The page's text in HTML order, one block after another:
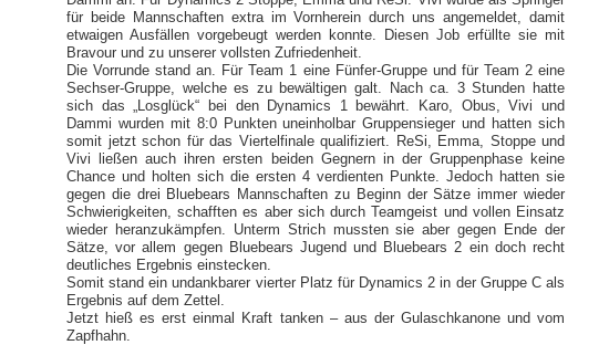
für beide Mannschaften extra im Vornherein durch uns angemeldet, damit
etwaigen Ausfällen vorgebeugt werden konnte. Diesen Job erfüllte sie mit
Bravour und zu unserer vollsten Zufriedenheit.
Die Vorrunde stand an. Für Team 1 eine Fünfer-Gruppe und für Team 2 eine
Sechser-Gruppe, welche es zu bewältigen galt. Nach ca. 3 Stunden hatte
sich das „Losglück“ bei den Dynamics 1 bewährt. Karo, Obus, Vivi und
Dammi wurden mit 8:0 Punkten uneinholbar Gruppensieger und hatten sich
somit jetzt schon für das Viertelfinale qualifiziert. ReSi, Emma, Stoppe und
Vivi ließen auch ihren ersten beiden Gegnern in der Gruppenphase keine
Chance und holten sich die ersten 4 verdienten Punkte. Jedoch hatten sie
gegen die drei Bluebears Mannschaften zu Beginn der Sätze immer wieder
Schwierigkeiten, schafften es aber sich durch Teamgeist und vollen Einsatz
wieder heranzukämpfen. Unterm Strich mussten sie aber gegen Ende der
Sätze, vor allem gegen Bluebears Jugend und Bluebears 2 ein doch recht
deutliches Ergebnis einstecken.
Somit stand ein undankbarer vierter Platz für Dynamics 2 in der Gruppe C als
Ergebnis auf dem Zettel.
Jetzt hieß es erst einmal Kraft tanken – aus der Gulaschkanone und vom
Zapfhahn.